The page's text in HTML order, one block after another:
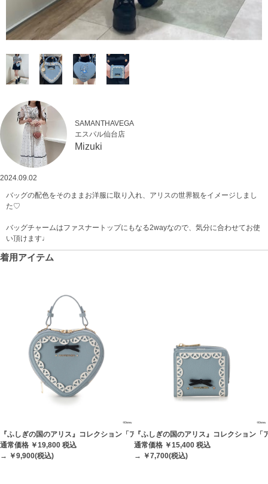
SAMANTHAVEGA
エスパル仙台店
Mizuki
2024.09.02
バッグの配色をそのままお洋服に取り入れ、アリスの世界観をイメージしまし
た♡
バッグチャームはファスナートップにもなる2wayなので、気分に合わせてお使
い頂けます♩
着用アイテム
『ふしぎの国のアリス』コレクション「アリス」ハート型ショルダーバッグ
通常価格 ￥19,800 税込
→ ￥9,900(税込)
『ふしぎの国のアリス』コレクション「
通常価格 ￥15,400 税込
→ ￥7,700(税込)